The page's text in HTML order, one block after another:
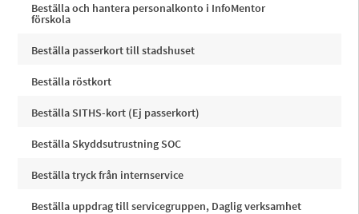
Beställa och hantera personalkonto i InfoMentor
förskola
Beställa passerkort till stadshuset
Beställa röstkort
Beställa SITHS-kort (Ej passerkort)
Beställa Skyddsutrustning SOC
Beställa tryck från internservice
Beställa uppdrag till servicegruppen, Daglig verksamhet